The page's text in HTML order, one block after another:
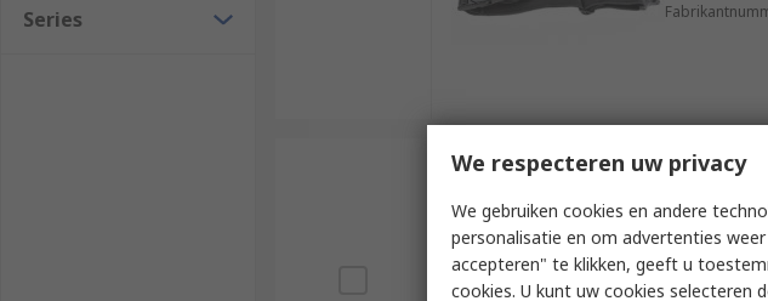
Series
Op
Riley
Glasses,
Mist,
Lens,
We respecteren uw privacy
We gebruiken cookies en andere
personalisatie en om advertenties
accepteren" te klikken, geeft u
cookies. U kunt uw cookies selecteren